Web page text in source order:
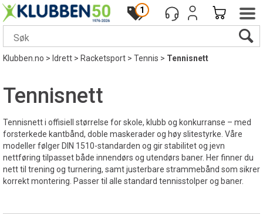
1
Klubben.no> Idrett>Racketsport>Tennis>Tennisnett
Tennisnett
Tennisnett i offisiell størrelse for skole, klubb og konkurranse – med
forsterkede kantbånd, doble maskerader og høy slitestyrke. Våre
modeller følger DIN 1510-standarden og gir stabilitet og jevn
nettføring tilpasset både innendørs og utendørs baner. Her finner du
nett til trening og turnering, samt justerbare strammebånd som sikrer
korrekt montering. Passer til alle standard tennisstolper og baner.